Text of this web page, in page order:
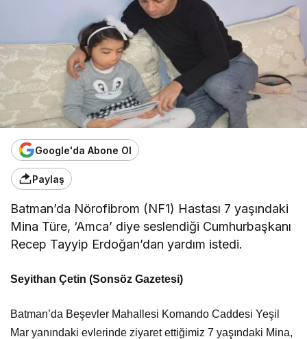
Google'da Abone Ol
Paylaş
Batman’da Nörofibrom (NF1) Hastası 7 yaşındaki
Mina Türe, ‘Amca’ diye seslendiği Cumhurbaşkanı
Recep Tayyip Erdoğan’dan yardım istedi.
Seyithan Çetin (Sonsöz Gazetesi)
Batman’da Beşevler Mahallesi Komando Caddesi Yeşil
Mar yanındaki evlerinde ziyaret ettiğimiz 7 yaşındaki Mina,